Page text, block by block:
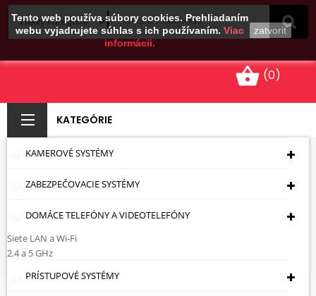
Tento web používa súbory cookies. Prehliadaním
webu vyjadrujete súhlas s ich používaním. Viac
informácii.
zatvoriť
shopping_basket (0)
KATEGÓRIE
KAMEROVÉ SYSTÉMY
ZABEZPEČOVACIE SYSTÉMY
DOMÁCE TELEFÓNY A VIDEOTELEFÓNY
Siete LAN a Wi-Fi
2.4 a 5 GHz
PRÍSTUPOVÉ SYSTÉMY
ZÁSTRČKA JACK-
G/3.5/S/MET
Úvodná Stránka
Káble - Zásuvky - Zástrčky
Konektory